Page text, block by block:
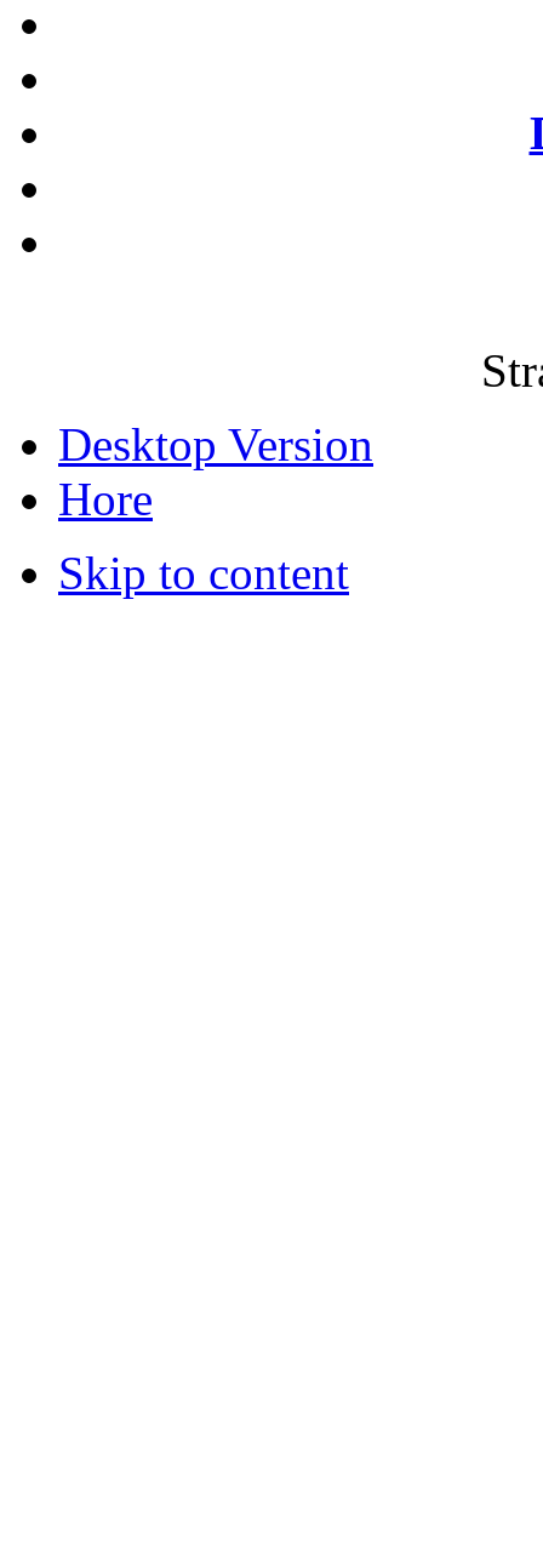
Desktop Version
Hore
Skip to content